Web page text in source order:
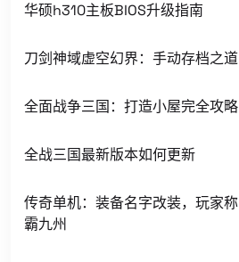
华硕h310主板BIOS升级指南
刀剑神域虚空幻界：手动存档之道
全面战争三国：打造小屋完全攻略
全战三国最新版本如何更新
传奇单机：装备名字改装，玩家称
霸九州